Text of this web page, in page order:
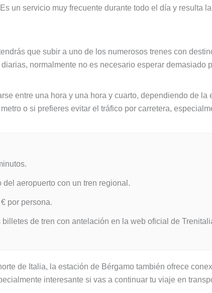
un servicio muy frecuente durante todo el día y resulta
que subir a uno de los numerosos trenes con
normalmente no es necesario esperar demasiado
entre una hora y una hora y cuarto, dependiendo de la
o si prefieres evitar el tráfico por carretera,
aeropuerto con un tren regional.
por persona.
de tren con antelación en la web oficial de
de Italia, la estación de Bérgamo también ofrece
interesante si vas a continuar tu viaje en